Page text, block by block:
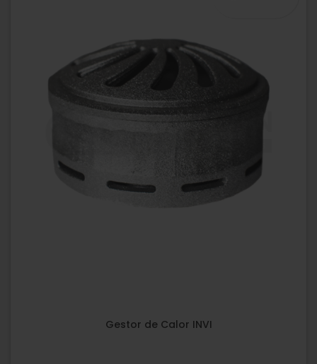
Gestor de Calor INVI